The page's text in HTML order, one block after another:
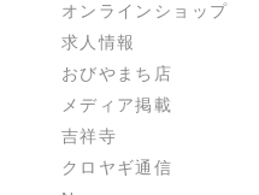
オンラインショップ
求人情報
おびやまち店
メディア掲載
吉祥寺
クロヤギ通信